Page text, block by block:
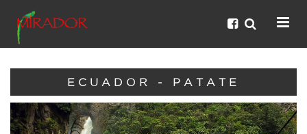
ECUADOR - PATATE